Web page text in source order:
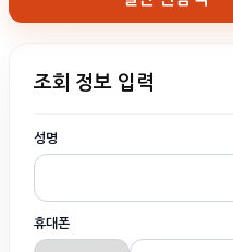
조회 정보 입력
성명
휴대폰